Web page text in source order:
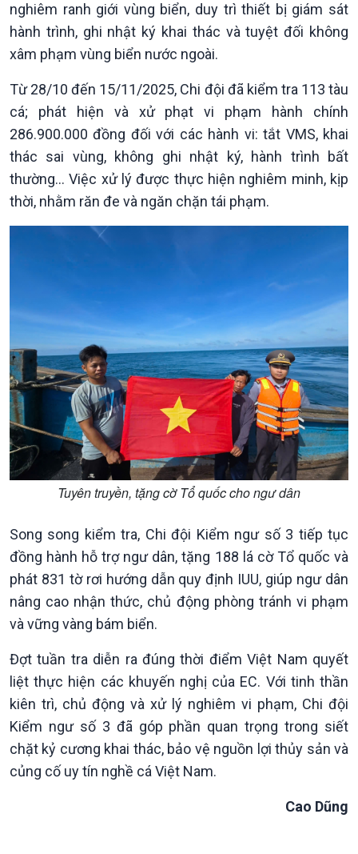
Kinh tế
Trước giờ mở cửa
Dòng chảy Kinh tế
Khởi nghiệp
Tuyên chiến với gian lận
thương mại
Nông nghiệp & Biển đảo
Tin Nông nghiệp & Biển
đảo
Mùa vàng
Biển đảo Việt Nam
Tâm tình biên giới và hải
đảo
Tìm hiểu biển, đảo Việt
Nam
Xã hội
Tin Đời sống & Xã hội
360 độ Sức khỏe
Chuyển đổi Xanh
Tài nguyên và Môi trường
Chuyên gia của bạn
Xã hội chuyển động
Bước chân đến trường
Khoa học & Công nghệ
Tin Khoa học & Công nghệ
Kết nối công nghệ
Sống chung với biến đổi
khí hậu
Văn hoá & Du lịch
Tin Văn hoá & Du lịch
Chát với người nổi tiếng
Multimedia
Ảnh
Video
nghiêm ranh giới vùng biển, duy trì thiết bị giám sát
hành trình, ghi nhật ký khai thác và tuyệt đối không
xâm phạm vùng biển nước ngoài.
Từ 28/10 đến 15/11/2025, Chi đội đã kiểm tra 113 tàu
cá; phát hiện và xử phạt vi phạm hành chính
286.900.000 đồng đối với các hành vi: tắt VMS, khai
thác sai vùng, không ghi nhật ký, hành trình bất
thường… Việc xử lý được thực hiện nghiêm minh, kịp
thời, nhằm răn đe và ngăn chặn tái phạm.
Tuyên truyền, tặng cờ Tổ quốc cho ngư dân
Song song kiểm tra, Chi đội Kiểm ngư số 3 tiếp tục
đồng hành hỗ trợ ngư dân, tặng 188 lá cờ Tổ quốc và
phát 831 tờ rơi hướng dẫn quy định IUU, giúp ngư dân
nâng cao nhận thức, chủ động phòng tránh vi phạm
và vững vàng bám biển.
Đợt tuần tra diễn ra đúng thời điểm Việt Nam quyết
liệt thực hiện các khuyến nghị của EC. Với tinh thần
kiên trì, chủ động và xử lý nghiêm vi phạm, Chi đội
Kiểm ngư số 3 đã góp phần quan trọng trong siết
chặt kỷ cương khai thác, bảo vệ nguồn lợi thủy sản và
củng cố uy tín nghề cá Việt Nam.
Cao Dũng